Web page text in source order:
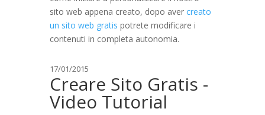
sito web appena creato, dopo aver creato
un sito web gratis potrete modificare i
contenuti in completa autonomia.
17/01/2015
Creare Sito Gratis -
Video Tutorial